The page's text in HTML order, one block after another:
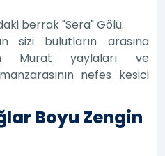
berrak "Sera" Gölü.
sizi bulutların arasına
Murat yaylaları ve
nefes kesici
Boyu Zengin